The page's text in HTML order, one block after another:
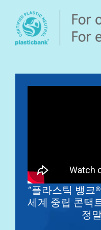
“플라스틱 뱅크
세계 중립 콘택
정